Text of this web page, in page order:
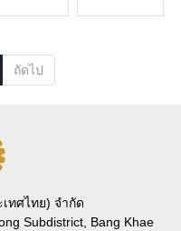
ถัดไป
ทศไทย) จำกัด
Subdistrict, Bang Khae